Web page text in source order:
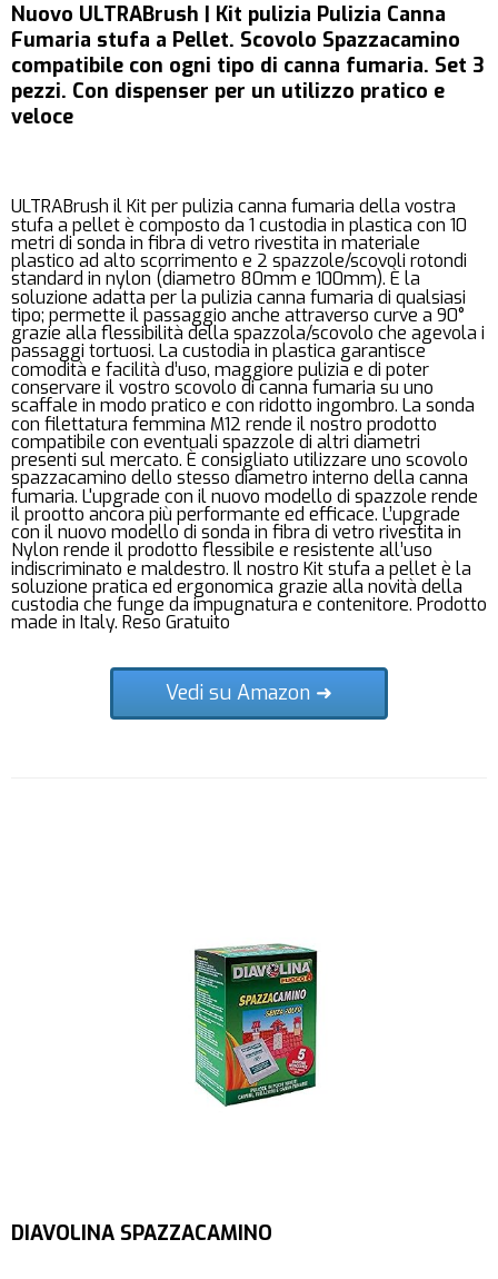
Nuovo ULTRABrush | Kit pulizia Pulizia Canna
Fumaria stufa a Pellet. Scovolo Spazzacamino
compatibile con ogni tipo di canna fumaria. Set 3
pezzi. Con dispenser per un utilizzo pratico e
veloce
ULTRABrush il Kit per pulizia canna fumaria della vostra
stufa a pellet è composto da 1 custodia in plastica con 10
metri di sonda in fibra di vetro rivestita in materiale
plastico ad alto scorrimento e 2 spazzole/scovoli rotondi
standard in nylon (diametro 80mm e 100mm). È la
soluzione adatta per la pulizia canna fumaria di qualsiasi
tipo; permette il passaggio anche attraverso curve a 90°
grazie alla flessibilità della spazzola/scovolo che agevola i
passaggi tortuosi. La custodia in plastica garantisce
comodità e facilità d’uso, maggiore pulizia e di poter
conservare il vostro scovolo di canna fumaria su uno
scaffale in modo pratico e con ridotto ingombro. La sonda
con filettatura femmina M12 rende il nostro prodotto
compatibile con eventuali spazzole di altri diametri
presenti sul mercato. È consigliato utilizzare uno scovolo
spazzacamino dello stesso diametro interno della canna
fumaria. L'upgrade con il nuovo modello di spazzole rende
il prootto ancora più performante ed efficace. L’upgrade
con il nuovo modello di sonda in fibra di vetro rivestita in
Nylon rende il prodotto flessibile e resistente all’uso
indiscriminato e maldestro. Il nostro Kit stufa a pellet è la
soluzione pratica ed ergonomica grazie alla novità della
custodia che funge da impugnatura e contenitore. Prodotto
made in Italy. Reso Gratuito
Vedi su Amazon ➜
DIAVOLINA SPAZZACAMINO